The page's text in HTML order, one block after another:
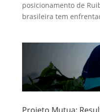
posicionamento de
brasileira tem
Projeto Mutua: